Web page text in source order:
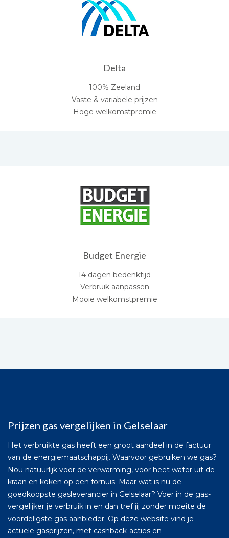
Delta
100% Zeeland
Vaste & variabele prijzen
Hoge welkomstpremie
Budget Energie
14 dagen bedenktijd
Verbruik aanpassen
Mooie welkomstpremie
Prijzen gas vergelijken in Gelselaar
Het verbruikte gas heeft een groot aandeel in de factuur
van de energiemaatschappij. Waarvoor gebruiken we gas?
Nou natuurlijk voor de verwarming, voor heet water uit de
kraan en koken op een fornuis. Maar wat is nu de
goedkoopste gasleverancier in Gelselaar? Voer in de gas-
vergelijker je verbruik in en dan tref jij zonder moeite de
voordeligste gas aanbieder. Op deze website vind je
actuele gasprijzen, met cashback-acties en